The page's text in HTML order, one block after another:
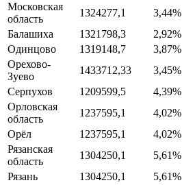
Московская
область
1324277,1 3,44%
Балашиха
1321798,3 2,92%
Одинцово
1319148,7 3,87%
Орехово-
Зуево
1433712,33 3,45%
Серпухов
1209599,5 4,39%
Орловская
область
1237595,1 4,02%
Орёл
1237595,1 4,02%
Рязанская
область
1304250,1 5,61%
Рязань
1304250,1 5,61%